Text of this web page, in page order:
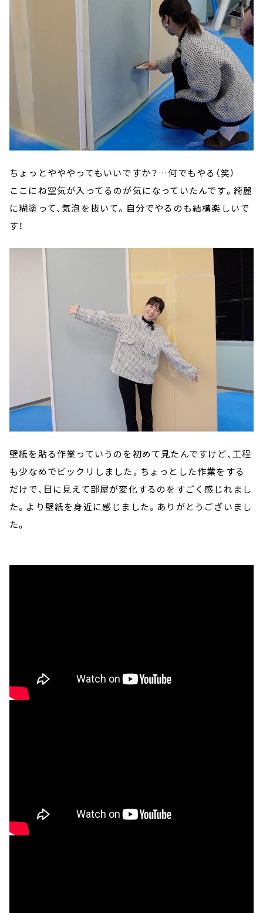
ちょっとやややってもいいですか？…何でもやる（笑）
ここにね空気が入ってるのが気になっていたんです。綺麗
に糊塗って、気泡を抜いて。自分でやるのも結構楽しいで
す！
壁紙を貼る作業っていうのを初めて見たんですけど、工程
も少なめでビックリしました。ちょっとした作業をする
だけで、目に見えて部屋が変化するのをすごく感じれまし
た。より壁紙を身近に感じました。ありがとうございまし
た。